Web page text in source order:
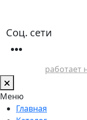
Соц. сети
работает
Меню
Главная